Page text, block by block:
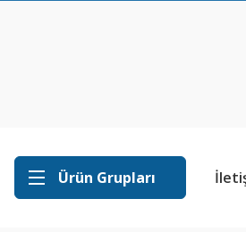
Ürün Grupları